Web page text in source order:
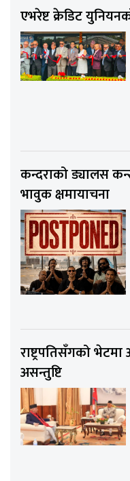
एभरेष्ट क्रेडिट
कन्दराको ड्यालस
भावुक क्षमायाचना
राष्ट्रपतिसँगको
असन्तुष्टि